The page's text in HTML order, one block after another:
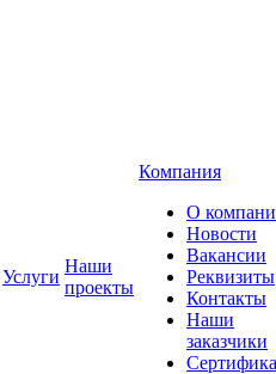
Услуги
Наши
проекты
Компания
О
Новости
Вакансии
Реквизиты
Контакты
Наши
заказчики